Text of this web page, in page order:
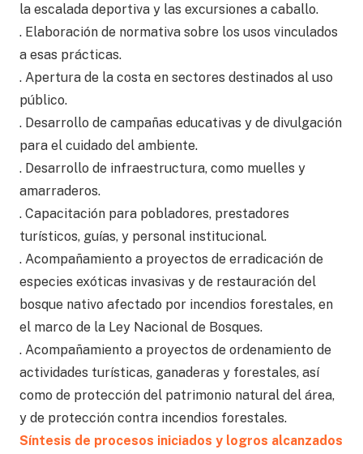
la escalada deportiva y las excursiones a caballo.
. Elaboración de normativa sobre los usos vinculados
a esas prácticas.
. Apertura de la costa en sectores destinados al uso
público.
. Desarrollo de campañas educativas y de divulgación
para el cuidado del ambiente.
. Desarrollo de infraestructura, como muelles y
amarraderos.
. Capacitación para pobladores, prestadores
turísticos, guías, y personal institucional.
. Acompañamiento a proyectos de erradicación de
especies exóticas invasivas y de restauración del
bosque nativo afectado por incendios forestales, en
el marco de la Ley Nacional de Bosques.
. Acompañamiento a proyectos de ordenamiento de
actividades turísticas, ganaderas y forestales, así
como de protección del patrimonio natural del área,
y de protección contra incendios forestales.
Síntesis de procesos iniciados y logros alcanzados